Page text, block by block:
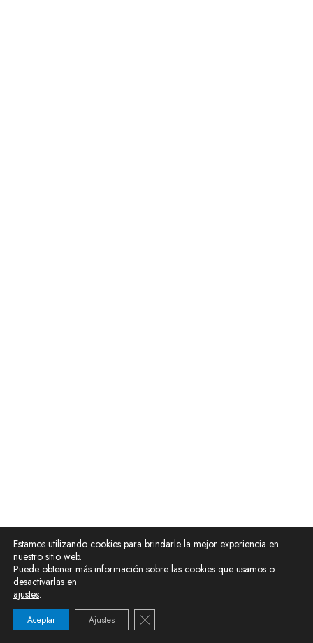
Estamos utilizando cookies para brindarle la mejor experiencia en
nuestro sitio web.
Puede obtener más información sobre las cookies que usamos o
desactivarlas en
ajustes.
Aceptar Ajustes Cerrar el banner de cookies RGPD